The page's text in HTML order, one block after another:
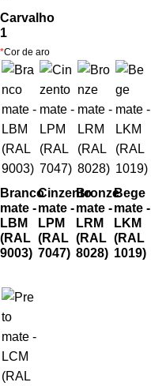
Carvalho
1
*Cor de aro
Branco
mate -
LBM
(RAL
9003)
Cinzento
mate -
LPM
(RAL
7047)
Bronze
mate -
LRM
(RAL
8028)
Bege
mate -
LKM
(RAL
1019)